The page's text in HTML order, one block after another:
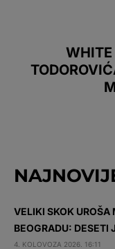
WHITE
VELIKI SKOK UROŠA
BEOGRADU: DESETI
4. KOLOVOZA 2026. 16:11